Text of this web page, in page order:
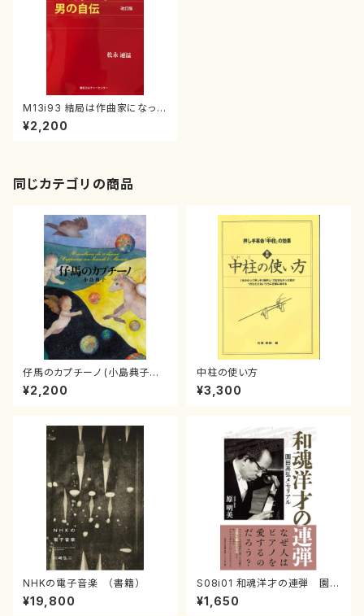
M13i93 結局は作曲家になった
男の自伝 改訂版（松永通温/自
叙伝）
¥2,200
同じカテゴリの商品
仔馬のカプチーノ (小島典子／
書籍)
¥2,200
中柱の使い方
¥3,300
NHKの電子音楽 （書籍）
¥19,800
S08i01 和魂洋才の連弾 園田
高弘メモリアル （原明美/書籍）
¥1,650